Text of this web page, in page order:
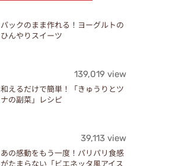
パックのまま作れる！ヨーグルトの
ひんやりスイーツ
139,019 view
和えるだけで簡単！「きゅうりとツ
ナの副菜」レシピ
39,113 view
あの感動をもう一度！パリパリ食感
がたまらない「ビエネッタ風アイス